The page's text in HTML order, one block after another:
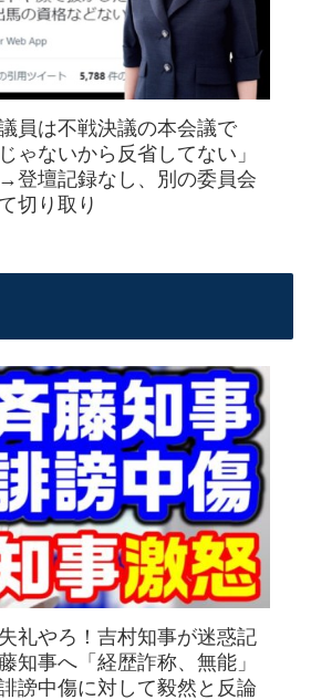
員は不戦決議の本会議で
ゃないから反省してない」
登壇記録なし、別の委員会
切り取り
礼やろ！吉村知事が迷惑記
知事へ「経歴詐称、無能」
謗中傷に対して毅然と反論